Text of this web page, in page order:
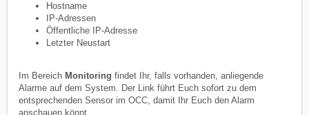
Hostname
IP-Adressen
Öffentliche IP-Adresse
Letzter Neustart
Im Bereich Monitoring findet Ihr, falls vorhanden, anliegende
Alarme auf dem System. Der Link führt Euch sofort zu dem
entsprechenden Sensor im OCC, damit Ihr Euch den Alarm
anschauen könnt.